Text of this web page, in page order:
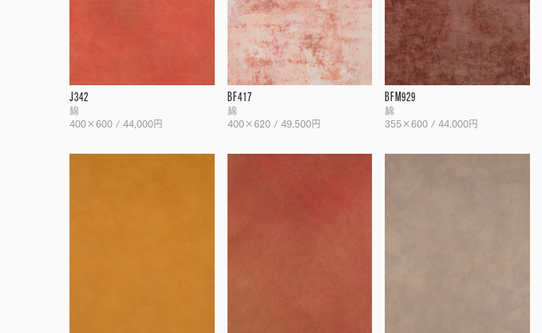
J342
綿
400×600 / 44,000円
BF417
綿
400×620 / 49,500円
BFM929
綿
355×600 / 44,000円